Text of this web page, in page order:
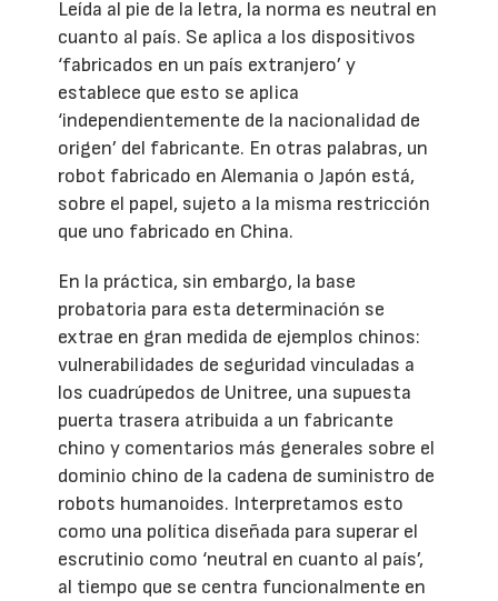
Leída al pie de la letra, la norma es neutral en
cuanto al país. Se aplica a los dispositivos
‘fabricados en un país extranjero’ y
establece que esto se aplica
‘independientemente de la nacionalidad de
origen’ del fabricante. En otras palabras, un
robot fabricado en Alemania o Japón está,
sobre el papel, sujeto a la misma restricción
que uno fabricado en China.
En la práctica, sin embargo, la base
probatoria para esta determinación se
extrae en gran medida de ejemplos chinos:
vulnerabilidades de seguridad vinculadas a
los cuadrúpedos de Unitree, una supuesta
puerta trasera atribuida a un fabricante
chino y comentarios más generales sobre el
dominio chino de la cadena de suministro de
robots humanoides. Interpretamos esto
como una política diseñada para superar el
escrutinio como ‘neutral en cuanto al país’,
al tiempo que se centra funcionalmente en